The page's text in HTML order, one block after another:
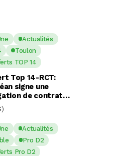
Actualités
Toulon
TOP 14
Top 14-RCT:
signe une
de contrat
jusqu’en 2029
Actualités
Pro D2
Pro D2